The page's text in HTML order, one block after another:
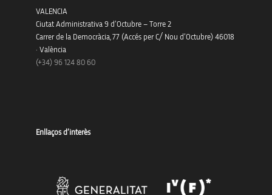
VALENCIA
Ciutat Administrativa 9 d’Octubre – Torre 2
Carrer de la Democràcia, 77 (Accés per C/ Nou d’Octubre) 46018
· València
(+34) 96 124 80 60
Enllaços d’interès